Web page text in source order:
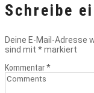
Schreibe
Deine E-Mail-Adresse
sind mit *markiert
Kommentar*